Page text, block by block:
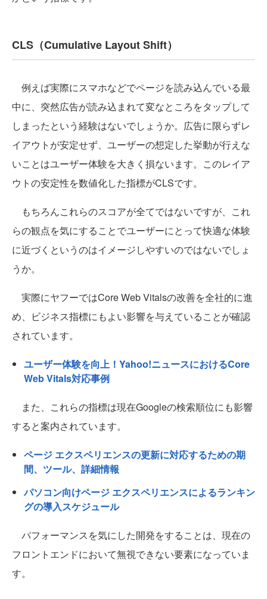
CLS（Cumulative Layout Shift）
例えば実際にスマホなどでページを読み込んでいる最
中に、突然広告が読み込まれて変なところをタップして
しまったという経験はないでしょうか。広告に限らずレ
イアウトが安定せず、ユーザーの想定した挙動が行えな
いことはユーザー体験を大きく損ないます。このレイア
ウトの安定性を数値化した指標がCLSです。
もちろんこれらのスコアが全てではないですが、これ
らの観点を気にすることでユーザーにとって快適な体験
に近づくというのはイメージしやすいのではないでしょ
うか。
実際にヤフーではCore Web Vitalsの改善を全社的に進
め、ビジネス指標にもよい影響を与えていることが確認
されています。
ユーザー体験を向上！Yahoo!ニュースにおけるCore
Web Vitals対応事例
また、これらの指標は現在Googleの検索順位にも影響
すると案内されています。
ページ エクスペリエンスの更新に対応するための期
間、ツール、詳細情報
パソコン向けページ エクスペリエンスによるランキン
グの導入スケジュール
パフォーマンスを気にした開発をすることは、現在の
フロントエンドにおいて無視できない要素になっていま
す。